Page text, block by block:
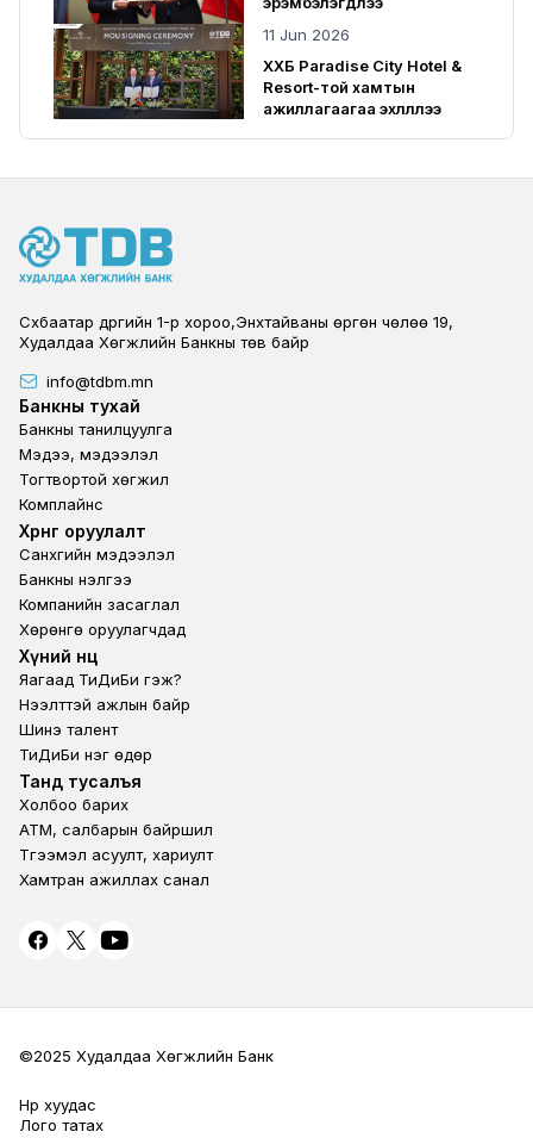
11 Jun 2026
ХХБ Paradise City Hotel &
Resort-той хамтын
ажиллагаагаа эхлүүллээ
Сүхбаатар дүүргийн 1-р хороо,Энхтайваны өргөн чөлөө 19,
Худалдаа Хөгжлийн Банкны төв байр
info@tdbm.mn
Footer
Банкны тухай
Банкны танилцуулга
Мэдээ, мэдээлэл
Тогтвортой хөгжил
Комплайнс
Footer third
Хөрөнгө оруулалт
Санхүүгийн мэдээлэл
Банкны үнэлгээ
Компанийн засаглал
Хөрөнгө оруулагчдад
Footer second
Хүний нөөц
Яагаад ТиДиБи гэж?
Нээлттэй ажлын байр
Шинэ талент
ТиДиБи нэг өдөр
Footer fourth
Танд тусалъя
Холбоо барих
ATM, салбарын байршил
Түгээмэл асуулт, хариулт
Хамтран ажиллах санал
©2025 Худалдаа Хөгжлийн Банк
Terms Privacy
Нүүр хуудас
Лого татах